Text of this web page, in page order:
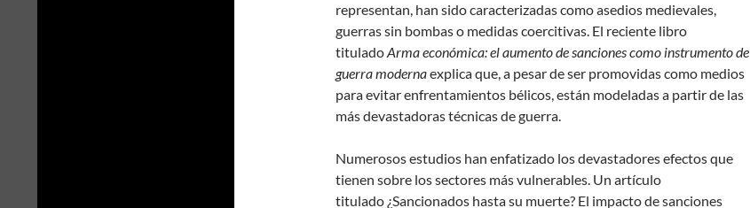
representan, han sido caracterizadas como asedios medievales,
guerras sin bombas o medidas coercitivas. El reciente libro
tituladoArma económica: el aumento de sanciones como instrumento de
guerra modernaexplica que, a pesar de ser promovidas como medios
para evitar enfrentamientos bélicos, están modeladas a partir de las
más devastadoras técnicas de guerra.
Numerosos estudios han enfatizado los devastadores efectos que
tienen sobre los sectores más vulnerables. Un artículo
titulado ¿Sancionados hasta su muerte? El impacto de sanciones